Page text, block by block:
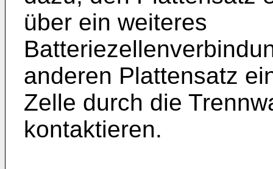
über ein weiteres
anderen Plattensatz
Zelle durch die
kontaktieren.